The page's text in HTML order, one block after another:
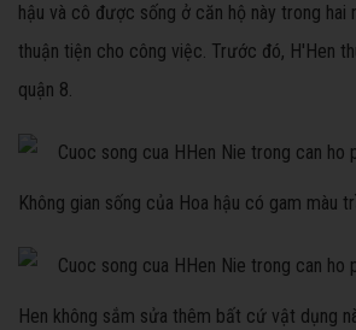
hậu và cô được sống ở căn hộ này trong hai
thuận tiện cho công việc. Trước đó, H'Hen
quận 8.
Không gian sống của Hoa hậu có gam màu
Hen không sắm sửa thêm bất cứ vật dụng